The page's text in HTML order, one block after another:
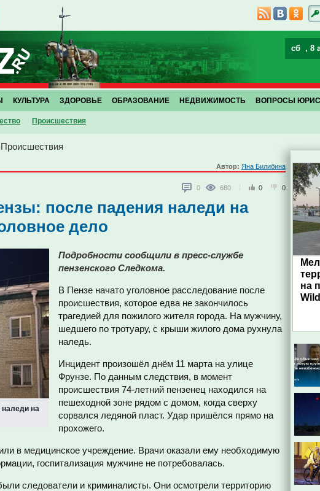
сб , 8
Проиcшествия
КУЛЬТУРА ЗДОРОВЬЕ ОБРАЗОВАНИЕ НЕДВИЖИМОСТЬ ВОПРОСЫ
Проиcшествия
Автор: Яна Билибина
0 680 0 0
после падения наледи на
дело
на
Подробности сообщили в пресс-службе
пензенского Следкома.
В Пензе начато уголовное расследование после
происшествия, которое едва не закончилось
трагедией для пожилого жителя города. На мужчину,
шедшего по тротуару, с крыши жилого дома рухнула
наледь.
Инцидент произошёл днём 11 марта на улице
Фрунзе. По данным следствия, в момент
происшествия 74-летний пензенец находился на
пешеходной зоне рядом с домом, когда сверху
сорвался ледяной пласт. Удар пришёлся прямо на
прохожего.
в медицинское учреждение. Врачи оказали ему необходимую
госпитализация мужчине не потребовалась.
следователи и криминалисты. Они осмотрели территорию
на